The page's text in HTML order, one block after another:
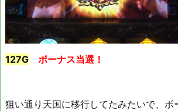
127G ボーナス当選！
狙い通り天国に移行してたみたいで、ボ